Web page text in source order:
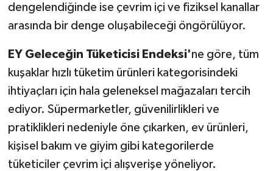
dengelendiğinde ise çevrim içi ve fiziksel kanallar
arasında bir denge oluşabileceği öngörülüyor.
EY Geleceğin Tüketicisi Endeksi'ne göre, tüm
kuşaklar hızlı tüketim ürünleri kategorisindeki
ihtiyaçları için hala geleneksel mağazaları tercih
ediyor. Süpermarketler, güvenilirlikleri ve
pratiklikleri nedeniyle öne çıkarken, ev ürünleri,
kişisel bakım ve giyim gibi kategorilerde
tüketiciler çevrim içi alışverişe yöneliyor.